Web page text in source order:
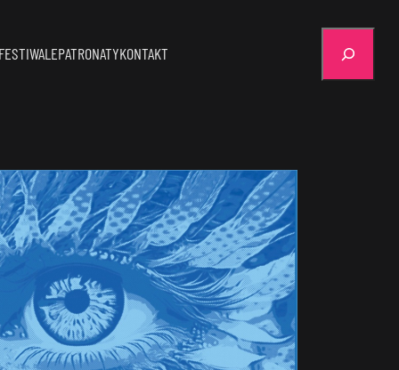
PATRONATYKONTAKT